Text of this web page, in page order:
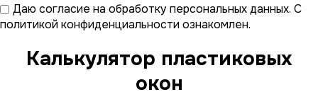
Даю согласие на обработку персональных данных. С
политикой конфиденциальности ознакомлен.
Калькулятор пластиковых
окон